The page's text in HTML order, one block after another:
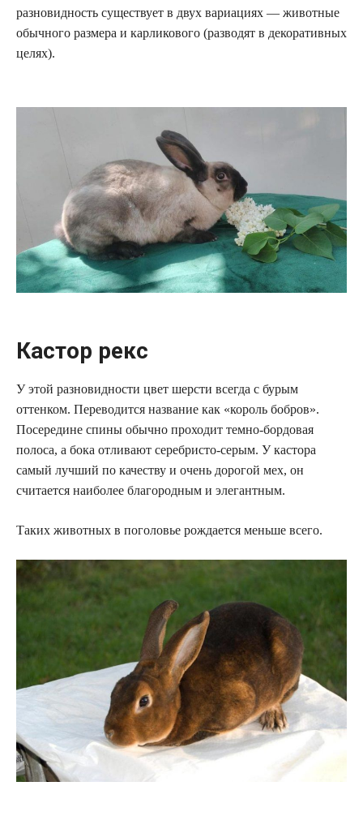
разновидность существует в двух вариациях — животные
обычного размера и карликового (разводят в декоративных
целях).
Кастор рекс
У этой разновидности цвет шерсти всегда с бурым
оттенком. Переводится название как «король бобров».
Посередине спины обычно проходит темно-бордовая
полоса, а бока отливают серебристо-серым. У кастора
самый лучший по качеству и очень дорогой мех, он
считается наиболее благородным и элегантным.
Таких животных в поголовье рождается меньше всего.